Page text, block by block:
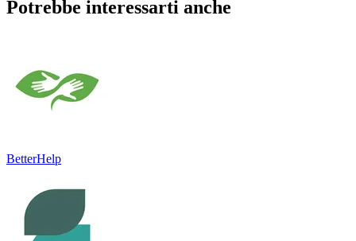
Potrebbe interessarti anche
BetterHelp